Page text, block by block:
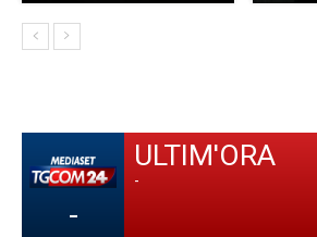
-
ULTIM'ORA
-